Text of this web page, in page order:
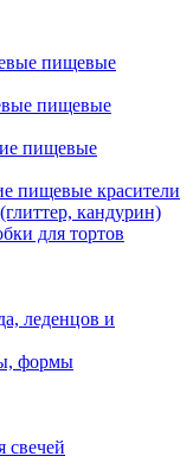
пищевые
пищевые
пищевые
пищевые красители
кандурин)
для тортов
леденцов и
формы
свечей